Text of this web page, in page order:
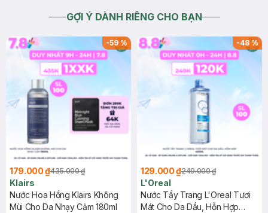
GỢI Ý DÀNH RIÊNG CHO BẠN
-59%
179.000 ₫435.000 ₫
Klairs
Nước Hoa Hồng Klairs Không
Mùi Cho Da Nhạy Cảm 180ml
-48%
129.000 ₫249.000 ₫
L'Oreal
Nước Tẩy Trang L'Oreal Tươi
Mát Cho Da Dầu, Hỗn Hợp